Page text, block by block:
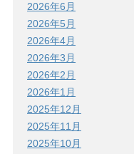
2026年6月
2026年5月
2026年4月
2026年3月
2026年2月
2026年1月
2025年12月
2025年11月
2025年10月